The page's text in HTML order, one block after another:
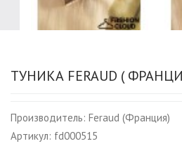
ТУНИКА FERAUD (
Производитель: Feraud (Франция)
Артикул: fd000515